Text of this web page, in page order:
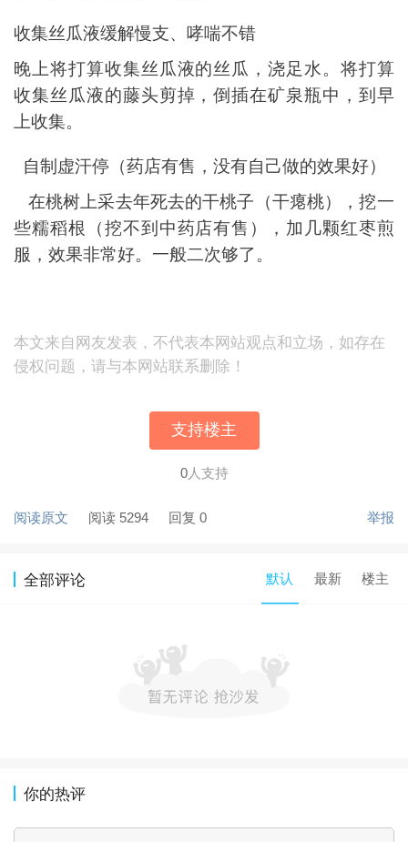
收集丝瓜液缓解慢支、哮喘不错
晚上将打算收集丝瓜液的丝瓜，浇足水。将打算
收集丝瓜液的藤头剪掉，倒插在矿泉瓶中，到早
上收集。
自制虚汗停（药店有售，没有自己做的效果好）
在桃树上采去年死去的干桃子（干瘪桃），挖一
些糯稻根（挖不到中药店有售），加几颗红枣煎
服，效果非常好。一般二次够了。
本文来自网友发表，不代表本网站观点和立场，如存在
侵权问题，请与本网站联系删除！
支持楼主
0人支持
阅读原文 阅读 5294 回复 0 举报
全部评论 默认 最新 楼主
你的热评